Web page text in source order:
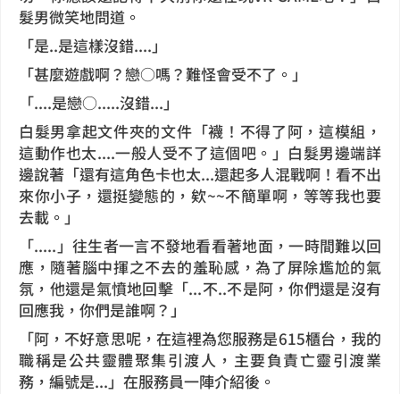
髮男微笑地問道。
「是..是這樣沒錯....」
「甚麼遊戲啊？戀○嗎？難怪會受不了。」
「....是戀○.....沒錯...」
白髮男拿起文件夾的文件「襪！不得了阿，這模組，
這動作也太....一般人受不了這個吧。」白髮男邊端詳
邊說著「還有這角色卡也太...還起多人混戰啊！看不出
來你小子，還挺變態的，欸~~不簡單啊，等等我也要
去載。」
「.....」往生者一言不發地看看著地面，一時間難以回
應，隨著腦中揮之不去的羞恥感，為了屏除尷尬的氣
氛，他還是氣憤地回擊「...不..不是阿，你們還是沒有
回應我，你們是誰啊？」
「阿，不好意思呢，在這裡為您服務是615櫃台，我的
職稱是公共靈體聚集引渡人，主要負責亡靈引渡業
務，編號是...」在服務員一陣介紹後。